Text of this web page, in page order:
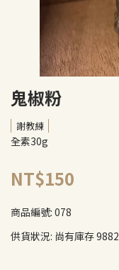
鬼椒粉
謝教練
全素30g
NT$150
商品編號: 078
供貨狀況: 尚有庫存 9882